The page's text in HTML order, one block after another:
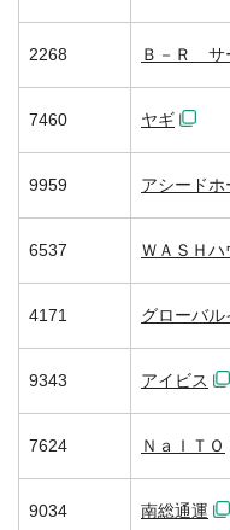
2268 Ｂ－Ｒ サ
7460 ヤギ
9959 アシードホ
6537 ＷＡＳＨハ
4171 グローバ
9343 アイビス
7624 ＮａＩＴＯ
9034 南総通運